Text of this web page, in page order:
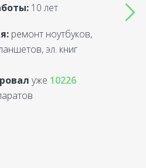
10 лет
ремонт ноутбуков,
эл. книг
уже 10226